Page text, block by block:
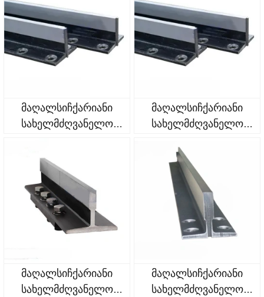
მაღალსიჩქარიანი
სახელმძღვანელო
მაღალსიჩქარიანი
სახელმძღვანელო
მაღალსიჩქარიანი
სახელმძღვანელო
მაღალსიჩქარიანი
სახელმძღვანელო